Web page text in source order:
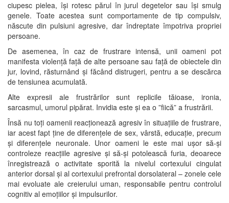
ciupesc pielea, își rotesc părul în jurul degetelor sau își smulg
genele. Toate acestea sunt comportamente de tip compulsiv,
născute din pulsiuni agresive, dar îndreptate împotriva propriei
persoane.
De asemenea, în caz de frustrare intensă, unii oameni pot
manifesta violență față de alte persoane sau față de obiectele din
jur, lovind, răsturnând și făcând distrugeri, pentru a se descărca
de tensiunea acumulată.
Alte expresii ale frustrărilor sunt replicile tăioase, ironia,
sarcasmul, umorul pipărat. Invidia este și ea o ”fiică” a frustrării.
Însă nu toți oamenii reacționează agresiv în situațiile de frustrare,
iar acest fapt ține de diferențele de sex, vârstă, educație, precum
și diferențele neuronale. Unor oameni le este mai ușor să-și
controleze reacțiile agresive și să-și potolească furia, deoarece
înregistrează o activitate sporită la nivelul cortexului cingulat
anterior dorsal și al cortexului prefrontal dorsolateral – zonele cele
mai evoluate ale creierului uman, responsabile pentru controlul
cognitiv al emoțiilor și impulsurilor.